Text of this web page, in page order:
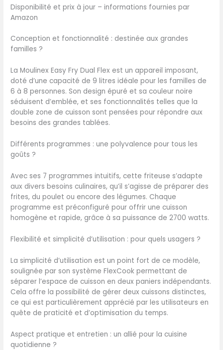
des lasagnes, des frites
idéale jusqu'à 8personnes
cuisson indépendantes, 2
aliments de 2 manières
différentes avec des
temps de cuisson et des
températures distincts
FENETRE DE VISUALISATION :
cuisson grace à la grande
de réparabilité 15ans au
juste prix grâce à notre
réseau mondial de
6200réparateurs visant à
protéger l'environnement
Disponibilité et prix à jour – informations fournies par
Amazon
Conception et fonctionnalité : destinée aux grandes
familles ?
La Moulinex Easy Fry Dual Flex est un appareil imposant,
doté d’une capacité de 9 litres idéale pour les familles de
6 à 8 personnes. Son design épuré et sa couleur noire
séduisent d’emblée, et ses fonctionnalités telles que la
double zone de cuisson sont pensées pour répondre aux
besoins des grandes tablées.
Différents programmes : une polyvalence pour tous les
goûts ?
Avec ses 7 programmes intuitifs, cette friteuse s’adapte
aux divers besoins culinaires, qu’il s’agisse de préparer des
frites, du poulet ou encore des légumes. Chaque
programme est préconfiguré pour offrir une cuisson
homogène et rapide, grâce à sa puissance de 2700 watts.
Flexibilité et simplicité d’utilisation : pour quels usagers ?
La simplicité d’utilisation est un point fort de ce modèle,
soulignée par son système FlexCook permettant de
séparer l’espace de cuisson en deux paniers indépendants.
Cela offre la possibilité de gérer deux cuissons distinctes,
ce qui est particulièrement apprécié par les utilisateurs en
quête de praticité et d’optimisation du temps.
Aspect pratique et entretien : un allié pour la cuisine
quotidienne ?